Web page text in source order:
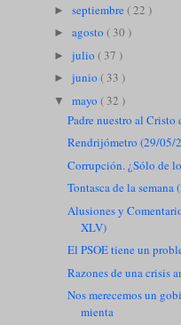
► septiembre( 22 )
► agosto ( 30 )
► julio ( 37 )
► junio ( 33 )
▼ mayo ( 32 )
Padre nuestro al Cristo
Rendrijómetro (29/05/
Corrupción. ¿Sólo de
Tontasca de la
Alusiones y
XLV)
El PSOE tiene un
Razones de una crisis
Nos merecemos un
mienta